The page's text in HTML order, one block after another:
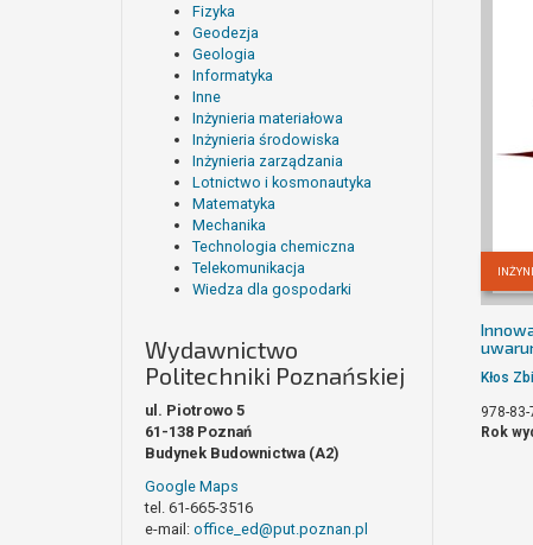
Fizyka
Geodezja
Geologia
Informatyka
Inne
Inżynieria materiałowa
Inżynieria środowiska
Inżynieria zarządzania
Lotnictwo i kosmonautyka
Matematyka
Mechanika
Technologia chemiczna
Telekomunikacja
Wiedza dla gospodarki
Wydawnictwo
Politechniki Poznańskiej
ul. Piotrowo 5
61-138 Poznań
Budynek Budownictwa (A2)
Google Maps
tel. 61-665-3516
e-mail: office_ed@put.poznan.pl
Kłos
978-
Rok